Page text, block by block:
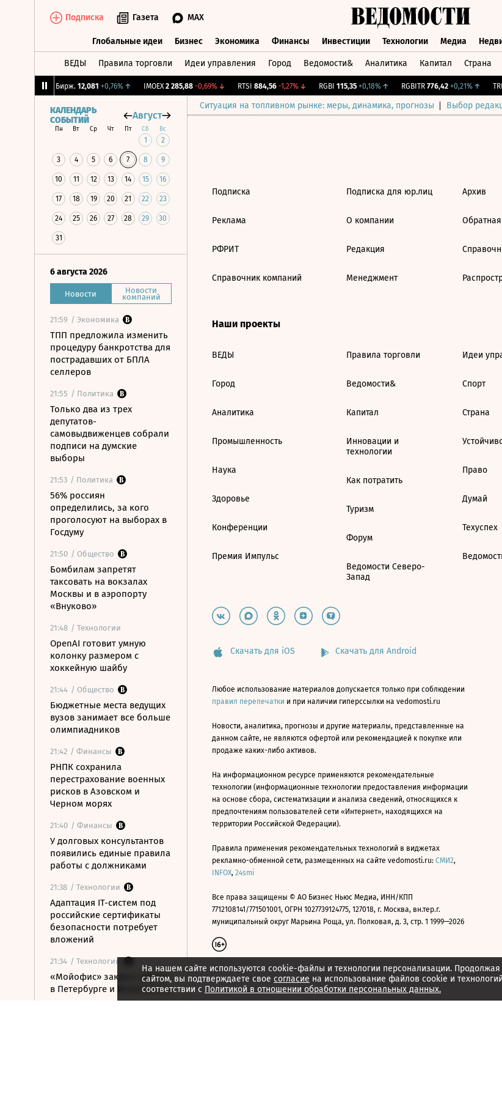
Подписка Газета MAX
Глобальные идеи Бизнес Экономика Финансы Инвестиции Технологии Медиа
ВЕДЫ Правила торговли Идеи управления Город Ведомости& Аналитика Капитал Страна
CNY Бирж. 12,081 +0,76%↑ IMOEX 2 285,88 -0,69%↓ RTSI 884,56 -1,27%↓ RGBI 115,35 +0,18%↑ RGBITR 776,42 +0,21%↑
Ситуация на топливном рынке: меры, динамика, прогнозы Выбор
КАЛЕНДАРЬ
СОБЫТИЙ
Август
Пн Вт Ср Чт Пт Сб Вс
1 2
3 4 5 6 7 8 9
10 11 12 13 14 15 16
17 18 19 20 21 22 23
24 25 26 27 28 29 30
31
6 августа 2026
Новости Новости
компаний
21:59 / Экономика
ТПП предложила изменить
процедуру банкротства для
пострадавших от БПЛА
селлеров
21:55 / Политика
Только два из трех
депутатов-
самовыдвиженцев собрали
подписи на думские
выборы
21:53 / Политика
56% россиян
определились, за кого
проголосуют на выборах в
Госдуму
21:50 / Общество
Бомбилам запретят
таксовать на вокзалах
Москвы и в аэропорту
«Внуково»
21:48 / Технологии
OpenAI готовит умную
колонку размером с
хоккейную шайбу
21:44 / Общество
Бюджетные места ведущих
вузов занимает все больше
олимпиадников
21:42 / Финансы
РНПК сохранила
перестрахование военных
рисков в Азовском и
Черном морях
21:40 / Финансы
У долговых консультантов
появились единые правила
работы с должниками
21:38 / Технологии
Адаптация IT-систем под
российские сертификаты
безопасности потребует
вложений
21:34 / Технологии
«Мойофис» закрыл офисы
в Петербурге и Иннополисе
На нашем сайте используются cookie-файлы и технологии персонализации.
сайтом, вы подтверждаете свое согласие на использование файлов cookie и
соответствии с Политикой в отношении обработки персональных данных.
Подписка
Реклама
РФРИТ
Справочник компаний
Подписка для юр.лиц
О компании
Редакция
Менеджмент
Архив
Наши проекты
ВЕДЫ
Город
Аналитика
Промышленность
Наука
Здоровье
Конференции
Премия Импульс
Правила торговли
Ведомости&
Капитал
Инновации и
технологии
Как потратить
Туризм
Форум
Ведомости Северо-
Запад
Идеи
Спорт
Страна
Право
Думай
Техуспех
Скачать для iOS Скачать для Android
Любое использование материалов допускается только при соблюдении
правил перепечатки и при наличии гиперссылки на vedomosti.ru
Новости, аналитика, прогнозы и другие материалы, представленные на
данном сайте, не являются офертой или рекомендацией к покупке или
продаже каких-либо активов.
На информационном ресурсе применяются рекомендательные
технологии (информационные технологии предоставления информации
на основе сбора, систематизации и анализа сведений, относящихся к
предпочтениям пользователей сети «Интернет», находящихся на
территории Российской Федерации).
Правила применения рекомендательных технологий в виджетах
рекламно-обменной сети, размещенных на сайте vedomosti.ru: СМИ2,
INFOX, 24smi
Все права защищены © АО Бизнес Ньюс Медиа, ИНН/КПП
7712108141/771501001, ОГРН 1027739124775, 127018, г. Москва, вн.тер.г.
муниципальный округ Марьина Роща, ул. Полковая, д. 3, стр. 1 1999—2026